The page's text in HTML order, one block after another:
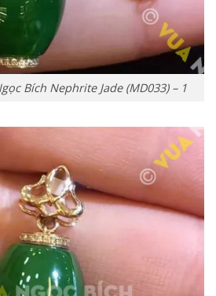
Bích Nephrite Jade (MD033) – 1